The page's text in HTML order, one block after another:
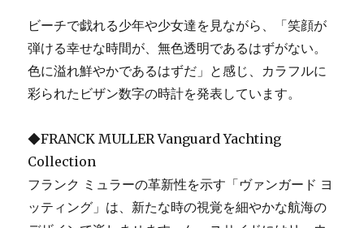
ビーチで戯れる少年や少女達を見ながら、「笑顔が
弾ける幸せな時間が、無色透明であるはずがない。
色に溢れ鮮やかであるはずだ」と感じ、カラフルに
彩られたビザン数字の時計を発表しています。
◆FRANCK MULLER Vanguard Yachting
Collection
フランク ミュラーの革新性を示す「ヴァンガード ヨ
ッティング」は、新たな時の視覚を細やかな航海の